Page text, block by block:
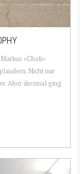
«Chali»
Nicht nur
Aber diesmal ging